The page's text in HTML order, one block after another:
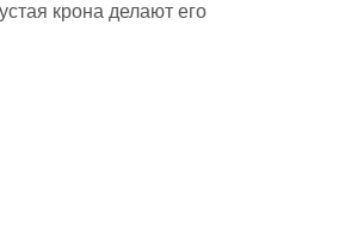
крона делают его